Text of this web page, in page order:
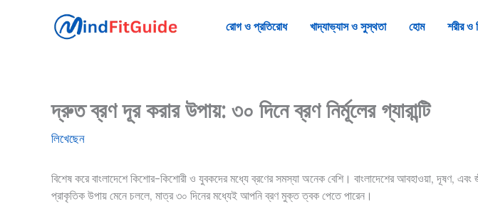
রোগ ও প্রতিরোধ খাদ্যাভ্যাস ও সুস্থতা হোম শরীর ও
দ্রুত ব্রণ দূর করার উপায়: ৩০ দিনে ব্রণ নির্মূলের গ্যারান্টি
লিখেছেন
বিশেষ করে বাংলাদেশে কিশোর-কিশোরী ও যুবকদের মধ্যে ব্রণের সমস্যা অনেক বেশি। বাংলাদেশের আবহাওয়া, দূষণ,
প্রাকৃতিক উপায় মেনে চললে, মাত্র ৩০ দিনের মধ্যেই আপনি ব্রণ মুক্ত ত্বক পেতে পারেন।